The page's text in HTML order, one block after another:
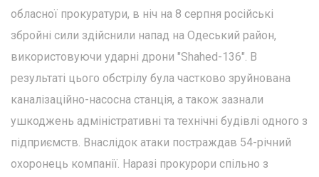
обласної прокуратури, в ніч на 8 серпня російські
збройні сили здійснили напад на Одеський район,
використовуючи ударні дрони "Shahed-136". В
результаті цього обстрілу була частково зруйнована
каналізаційно-насосна станція, а також зазнали
ушкоджень адміністративні та технічні будівлі одного з
підприємств. Внаслідок атаки постраждав 54-річний
охоронець компанії. Наразі прокурори спільно з